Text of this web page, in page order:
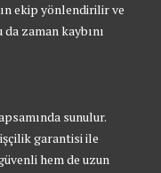
ekip yönlendirilir ve
zaman kaybını
sunulur.
garantisi ile
hem de uzun